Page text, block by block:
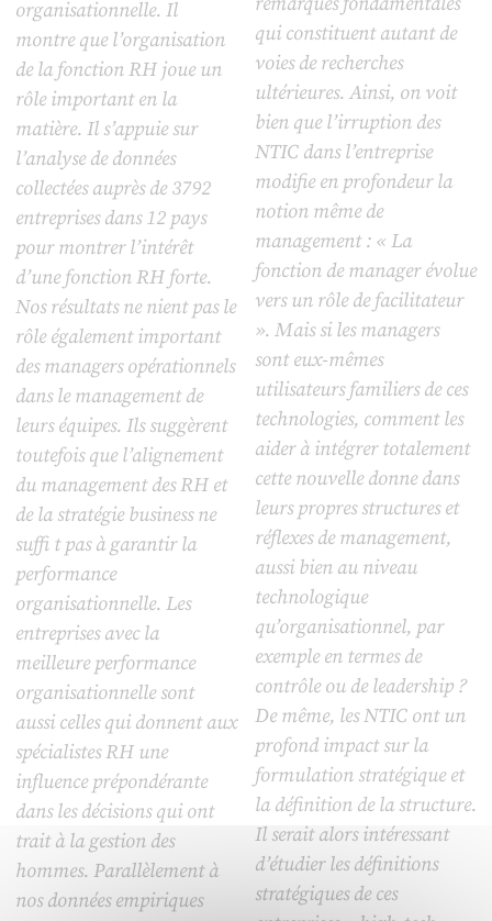
organisationnelle. Il
montre que l’organisation
de la fonction RH joue un
rôle important en la
matière. Il s’appuie sur
l’analyse de données
collectées auprès de 3792
entreprises dans 12 pays
pour montrer l’intérêt
d’une fonction RH forte.
Nos résultats ne nient pas le
rôle également important
des managers opérationnels
dans le management de
leurs équipes. Ils suggèrent
toutefois que l’alignement
du management des RH et
de la stratégie business ne
suffi t pas à garantir la
performance
organisationnelle. Les
entreprises avec la
meilleure performance
organisationnelle sont
aussi celles qui donnent aux
spécialistes RH une
influence prépondérante
dans les décisions qui ont
trait à la gestion des
hommes. Parallèlement à
nos données empiriques
qui constituent autant de
voies de recherches
ultérieures. Ainsi, on voit
bien que l’irruption des
NTIC dans l’entreprise
modifie en profondeur la
notion même de
management : « La
fonction de manager évolue
vers un rôle de facilitateur
». Mais si les managers
sont eux-mêmes
utilisateurs familiers de ces
technologies, comment les
aider à intégrer totalement
cette nouvelle donne dans
leurs propres structures et
réflexes de management,
aussi bien au niveau
technologique
qu’organisationnel, par
exemple en termes de
contrôle ou de leadership ?
De même, les NTIC ont un
profond impact sur la
formulation stratégique et
la définition de la structure.
Il serait alors intéressant
d’étudier les définitions
stratégiques de ces